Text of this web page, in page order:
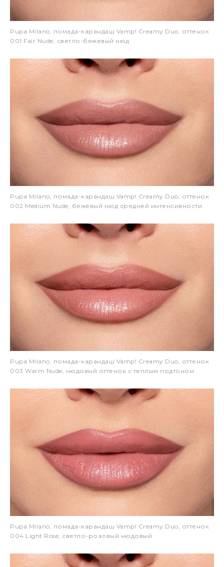
Pupa Milano, помада-карандаш Vamp! Creamy Duo, оттенок
001 Fair Nude, светло-бежевый нюд
Pupa Milano, помада-карандаш Vamp! Creamy Duo, оттенок
002 Medium Nude, бежевый нюд средней интенсивности
Pupa Milano, помада-карандаш Vamp! Creamy Duo, оттенок
003 Warm Nude, нюдовый оттенок с теплым подтоном
Pupa Milano, помада-карандаш Vamp! Creamy Duo, оттенок
004 Light Rose, светло-розовый нюдовый